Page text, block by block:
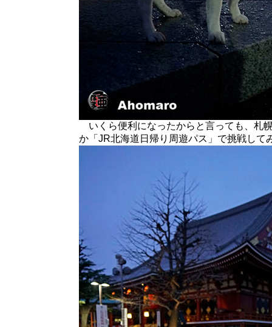
いくら便利になったからと言っても、札
か「JR北海道日帰り周遊パス」で挑戦して